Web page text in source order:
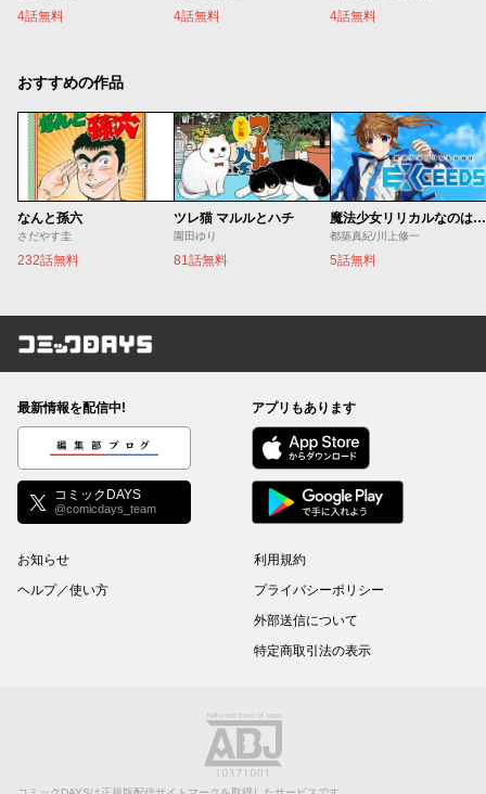
4話無料 4話無料 4話無料
おすすめの作品
なんと孫六
さだやす圭
232話無料
ツレ猫 マルルとハチ
園田ゆり
81話無料
魔法少女リリカルなのは EXCEEDS
都築真紀/川上修一
5話無料
コミックDAYS
最新情報を配信中!
編集部ブログ
コミックDAYS
@comicdays_team
アプリもあります
お知らせ
ヘルプ／使い方
利用規約
プライバシーポリシー
外部送信について
特定商取引法の表示